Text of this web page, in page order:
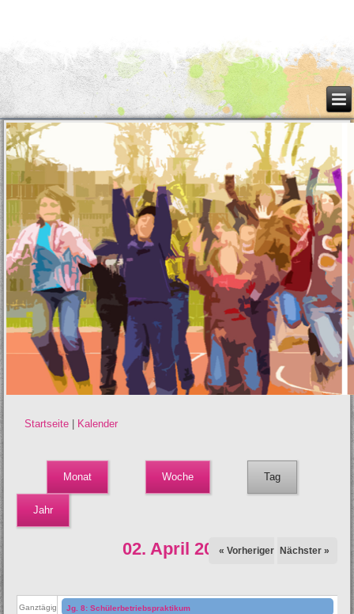
Startseite| Kalender
Monat Woche Tag
Jahr
02. April 2025« Vorheriger Nächster »
Ganztägig Jg. 8: Schülerbetriebspraktikum